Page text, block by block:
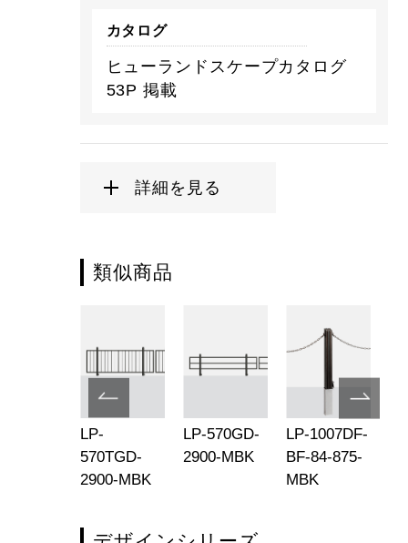
カタログ
ヒューランドスケープカタログ
53P 掲載
詳細を見る
類似商品
LP-
570TGD-
2900-MBK
LP-570GD-
2900-MBK
LP-1007DF-
BF-84-875-
MBK